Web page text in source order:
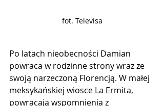
fot. Televisa
Po latach nieobecności Damian
powraca w rodzinne strony wraz ze
swoją narzeczoną Florencją. W małej
meksykańskiej wiosce La Ermita,
powracają wspomnienia z